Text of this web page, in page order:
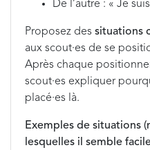
De l’autre : « Je
Proposez des situations
aux scout·es de se
Après chaque
scout·es expliquer
placé·es là.
Exemples de situations
lesquelles il semble